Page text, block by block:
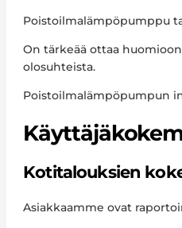
Poistoilmalämpöpumppu
On tärkeää ottaa
olosuhteista.
Poistoilmalämpöpumpun
Kotitalouksien
Asiakkaamme ovat